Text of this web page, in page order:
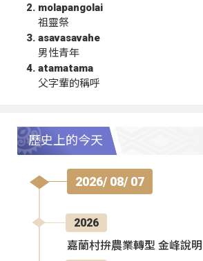
molapangolai
祖靈祭
asavasavahe
男性青年
atamatama
父字輩的稱呼
歷史上的今天
2026/ 08/ 07
2026
嘉蘭村拚農業轉型 金峰說